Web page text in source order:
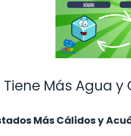
Tiene Más Agua
Más Cálidos y